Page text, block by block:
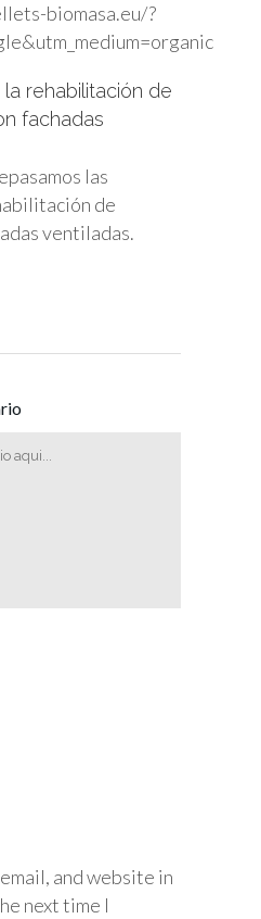
biomasa.eu/?
rehabilitación de
fachadas
las
de
ventiladas.
and website in
next time I